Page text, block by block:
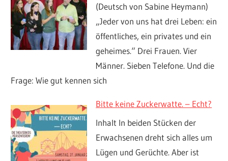
(Deutsch von Sabine Heymann)
„Jeder von uns hat drei Leben: ein
öffentliches, ein privates und ein
geheimes.“ Drei Frauen. Vier
Männer. Sieben Telefone. Und die
Frage: Wie gut kennen sich
Bitte keine Zuckerwatte. – Echt?
Inhalt In beiden Stücken der
Erwachsenen dreht sich alles um
Lügen und Gerüchte. Aber ist